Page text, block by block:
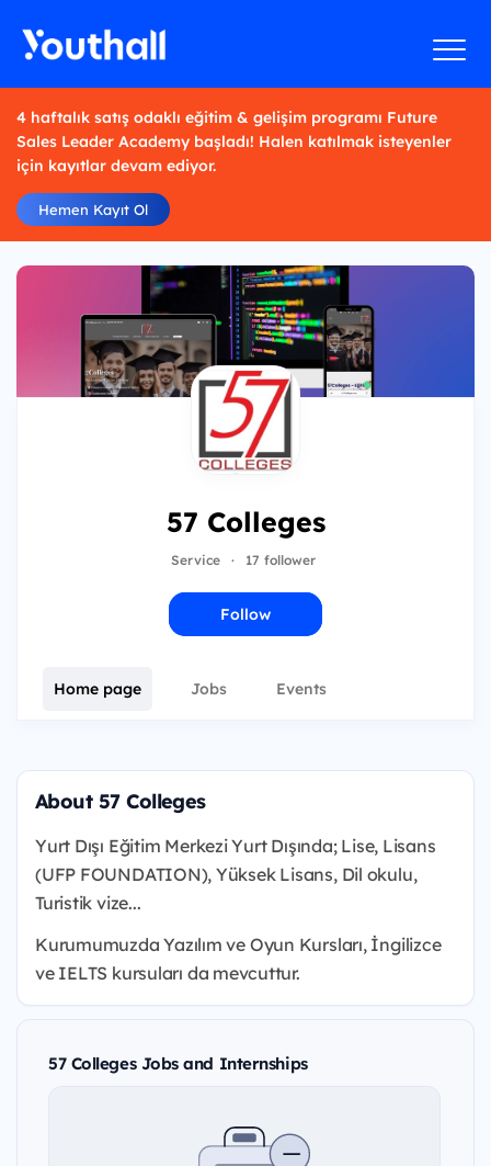
4 haftalık satış odaklı eğitim & gelişim programı Future
Sales Leader Academy başladı! Halen katılmak isteyenler
için kayıtlar devam ediyor.
Hemen Kayıt Ol
57 Colleges
Service · 17 follower
Follow
Home page Jobs Events
About 57 Colleges
Yurt Dışı Eğitim Merkezi Yurt Dışında; Lise, Lisans
(UFP FOUNDATION), Yüksek Lisans, Dil okulu,
Turistik vize...
Kurumumuzda Yazılım ve Oyun Kursları, İngilizce
ve IELTS kursuları da mevcuttur.
57 Colleges Jobs and Internships